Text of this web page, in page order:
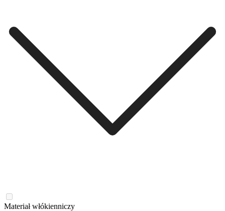
Materiał włókienniczy